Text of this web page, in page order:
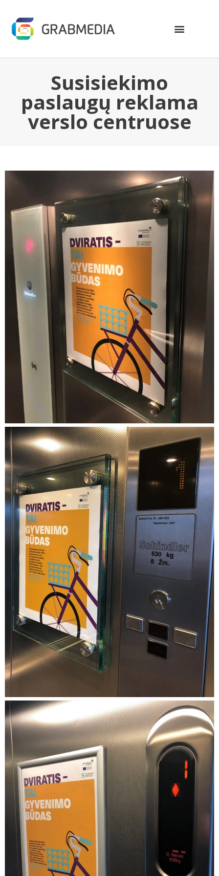
Susisiekimo
paslaugų reklama
verslo centruose